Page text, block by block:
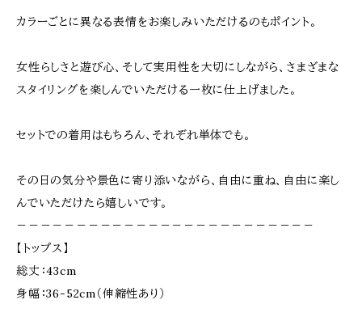
カラーごとに異なる表情をお楽しみいただけるのもポイント。
女性らしさと遊び心、そして実用性を大切にしながら、さまざまな
スタイリングを楽しんでいただける一枚に仕上げました。
セットでの着用はもちろん、それぞれ単体でも。
その日の気分や景色に寄り添いながら、自由に重ね、自由に楽し
んでいただけたら嬉しいです。
－－－－－－－－－－－－－－－－－－－－－－－－－
【トップス】
総丈：43cm
身幅：36-52cm（伸縮性あり）